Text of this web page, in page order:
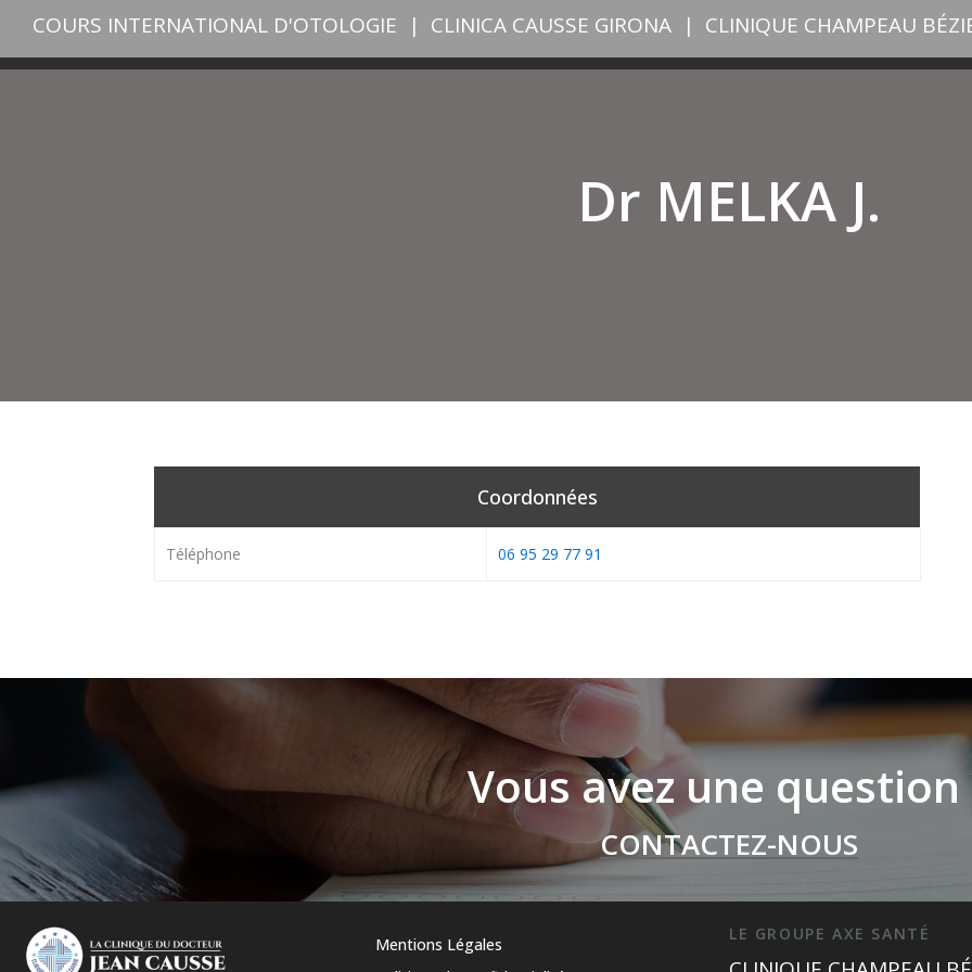
COURS INTERNATIONAL D'OTOLOGIE | CLINICA CAUSSE GIRONA | CLINIQUE CHAMPEAU
Dr MELKA J.
Coordonnées
Téléphone 06 95 29 77 91
Vous avez une question
CONTACTEZ-NOUS
Mentions Légales
LE GROUPE AXE SANTÉ